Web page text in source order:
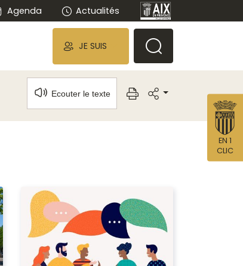
Agenda Actualités
JE SUIS
Ecouter le texte
EN 1
CLIC